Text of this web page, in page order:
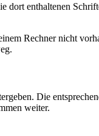
dort enthaltenen
Rechner nicht
Die
weiter.